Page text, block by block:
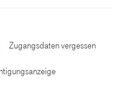
Zugangsdaten vergessen